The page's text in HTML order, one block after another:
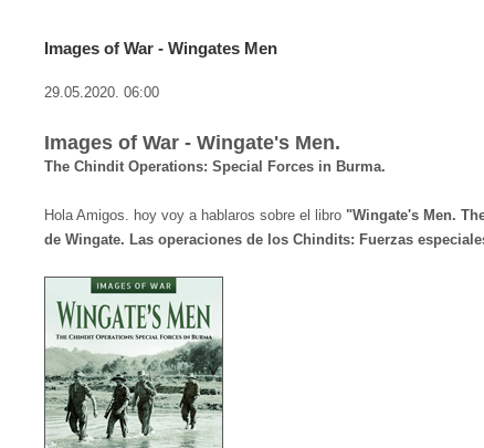
Images of War - Wingates Men
29.05.2020. 06:00
Images of War - Wingate's Men.
The Chindit Operations: Special Forces in Burma.
Hola Amigos. hoy voy a hablaros sobre el libro "Wingate's Men.
de Wingate. Las operaciones de los Chindits: Fuerzas